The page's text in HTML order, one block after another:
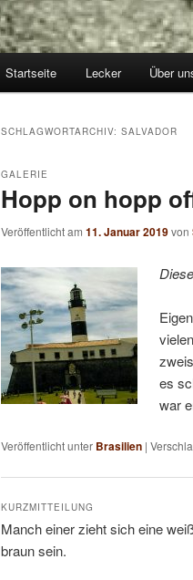
Startseite Lecker Über
SCHLAGWORTARCHIV: SALVADOR
Hopp on hopp
GALERIE
Veröffentlicht am 11. Januar 2019von
es
war
Veröffentlicht unter Brasilien |
KURZMITTEILUNG
Manch einer zieht sich eine
braun sein.